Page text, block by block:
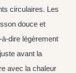
circulaires. Les
douce et
à-dire légèrement
avant la
avec la chaleur